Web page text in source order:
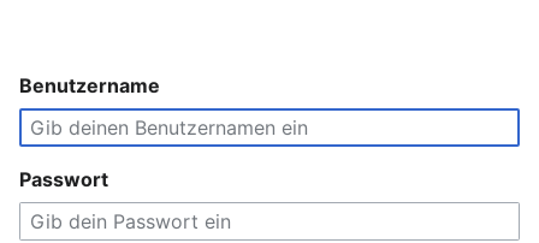
Benutzername
Passwort